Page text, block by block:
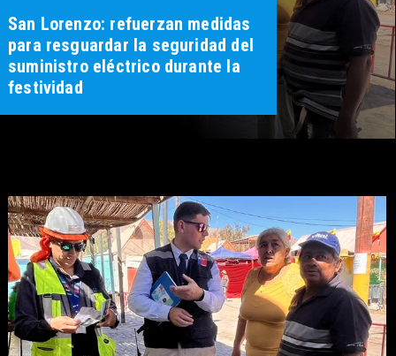
San Lorenzo: refuerzan medidas
para resguardar la seguridad del
suministro eléctrico durante la
festividad